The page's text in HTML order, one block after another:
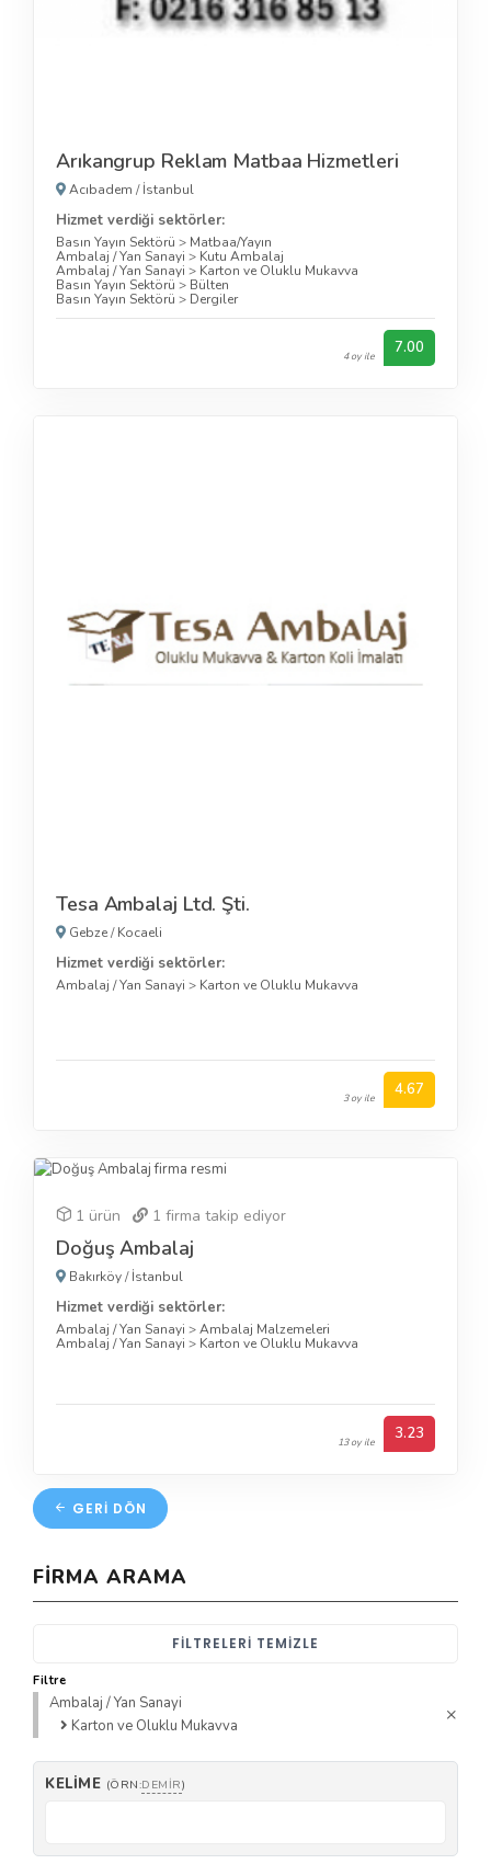
Arıkangrup Reklam Matbaa Hizmetleri
Acıbadem /İstanbul
Hizmet verdiği sektörler:
Basın Yayın Sektörü > Matbaa/Yayın
Ambalaj / Yan Sanayi > Kutu Ambalaj
Ambalaj / Yan Sanayi > Karton ve Oluklu Mukavva
Basın Yayın Sektörü > Bülten
Basın Yayın Sektörü > Dergiler
4 oy ile 7.00
Tesa Ambalaj Ltd. Şti.
Gebze/Kocaeli
Hizmet verdiği sektörler:
Ambalaj / Yan Sanayi > Karton ve Oluklu Mukavva
3 oy ile 4.67
1 ürün 1 firma takip ediyor
Doğuş Ambalaj
Bakırköy/İstanbul
Hizmet verdiği sektörler:
Ambalaj / Yan Sanayi >Ambalaj Malzemeleri
Ambalaj / Yan Sanayi > Karton ve Oluklu Mukavva
13 oy ile 3.23
GERI DÖN
FIRMA ARAMA
FILTRELERI TEMIZLE
Filtre
Ambalaj / Yan Sanayi
Karton ve Oluklu Mukavva
KELIME (ÖRN:DEMIR)